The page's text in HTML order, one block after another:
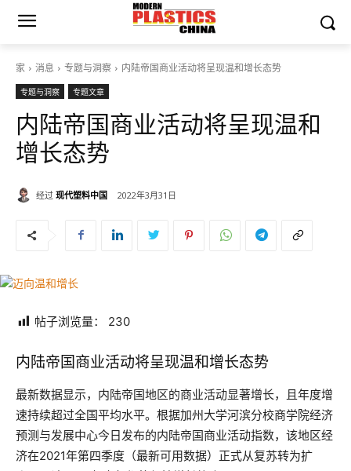
家 消息 专题与洞察 内陆帝国商业活动将呈现温和增长态势
专题与洞察 专题文章
内陆帝国商业活动将呈现温和
增长态势
经过 现代塑料中国 2022年3月31日
帖子浏览量： 230
内陆帝国商业活动将呈现温和增长态势
最新数据显示，内陆帝国地区的商业活动显著增长，且年度增
速持续超过全国平均水平。根据加州大学河滨分校商学院经济
预测与发展中心今日发布的内陆帝国商业活动指数，该地区经
济在2021年第四季度（最新可用数据）正式从复苏转为扩